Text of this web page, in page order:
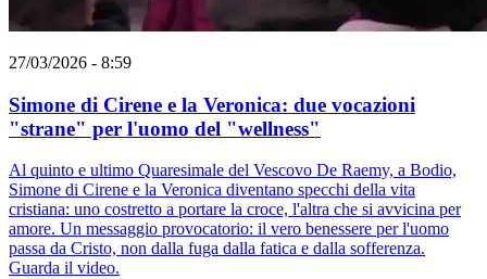
27/03/2026 - 8:59
Simone di Cirene e la Veronica: due vocazioni
"strane" per l'uomo del "wellness"
Al quinto e ultimo Quaresimale del Vescovo De Raemy, a Bodio,
Simone di Cirene e la Veronica diventano specchi della vita
cristiana: uno costretto a portare la croce, l'altra che si avvicina per
amore. Un messaggio provocatorio: il vero benessere per l'uomo
passa da Cristo, non dalla fuga dalla fatica e dalla sofferenza.
Guarda il video.